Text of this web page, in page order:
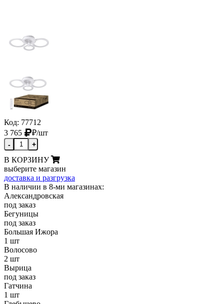
Код: 77712
3 765
₽/шт
- +
В КОРЗИНУ
выберите магазин
доставка и разгрузка
В наличии в 8-ми магазинах:
Александровская
под заказ
Бегуницы
под заказ
Большая Ижора
1 шт
Волосово
2 шт
Вырица
под заказ
Гатчина
1 шт